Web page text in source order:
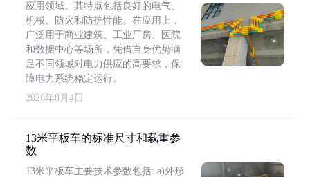
应用领域。其特点包括良好的电气、
机械、防火和防护性能。在应用上，
广泛用于商业建筑、工业厂房、医院
和数据中心等场所，凭借自身优势满
足不同领域对电力供应的高要求，保
障电力系统稳定运行。
2026年8月4日
13米平板车的标准尺寸和载重参
数
13米平板车主要技术参数包括: a)外形